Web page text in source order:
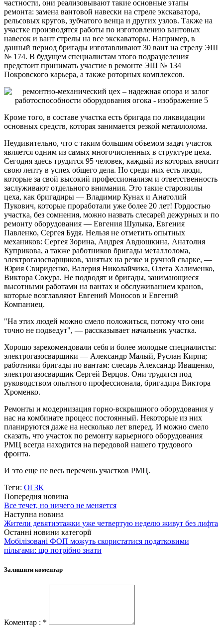
частности, они реализовывают такие основные этапы
ремонта: замена вантовой навески на стреле экскаватора,
рельсовых кругов, зубчатого венца и других узлов. Также на
участке производятся работы по изготовлению вантовых
навесок и вант стрелы на все экскаваторы. Например, в
данный период бригады изготавливают 30 вант на стрелу ЭШ
№ 174. В будущем специалистам этого подразделения
предстоит принимать участие в ремонте ЭШ № 134
Покровского карьера, а также роторных комплексов.
Кроме того, в составе участка есть бригада по ликвидации
основных средств, которая занимается резкой металлолома.
Неудивительно, что с таким большим объемом задач участок
является одним из самых многочисленных в структуре цеха.
Сегодня здесь трудится 95 человек, каждый из которых вносит
свою лепту в успех общего дела. Но среди них есть люди,
которые за свой высокий профессионализм и ответственность
заслуживают отдельного внимания. Это такие старожилы
цеха, как бригадиры — Владимир Кунах и Анатолий
Пукович, которые проработали уже более 20 лет! Гордостью
участка, без сомнения, можно назвать слесарей дежурных и по
ремонту оборудования — Евгения Шулыка, Евгения
Павленко, Сергея Будя. Нельзя не отметить опытных
механиков: Сергея Зорина, Андрея Авдюшкина, Анатолия
Куприкова, а также работников бригады металлолома,
электрогазосварщиков, занятых на резке и ручной сварке, —
Юрия Свириденко, Валерия Николайчика, Олега Халименко,
Виктора Сокура. Не подводят и бригады, занимающиеся
высотными работами на вантах и обслуживанием кранов,
которые возглавляют Евгений Моносов и Евгений
Компаниец.
"На этих людей можно смело положиться, потому что они
точно не подведут", — рассказывает начальник участка.
Хорошо зарекомендовали себя и более молодые специалисты:
электрогазосварщики — Александр Малый, Руслан Кирпа;
работники бригады по вантам: слесарь Александр Иващенко,
электрогазосварщик Сергей Верцов. Они трудятся под
руководством опытного профессионала, бригадира Виктора
Хроменко.
Ремонты и модернизация горно-вскрышного оборудования у
нас на комбинате процесс постоянный. Некоторые из них
планируются даже на несколько лет вперед. И можно смело
сказать, что участок по ремонту карьерного оборудования
РМЦ всегда находится на передовой нашего трудового
фронта.
И это еще не весь перечень участков РМЦ.
Теги: ОГЗК
Попередня новина
Все течет, но ничего не меняется
Наступна новина
Жители девятиэтажки уже четвертую неделю живут без лифта
Останні новини категорії
Мобілізовані ФОП можуть скористатися податковими
пільгами: що потрібно знати
Залишити коментар
Коментар : *